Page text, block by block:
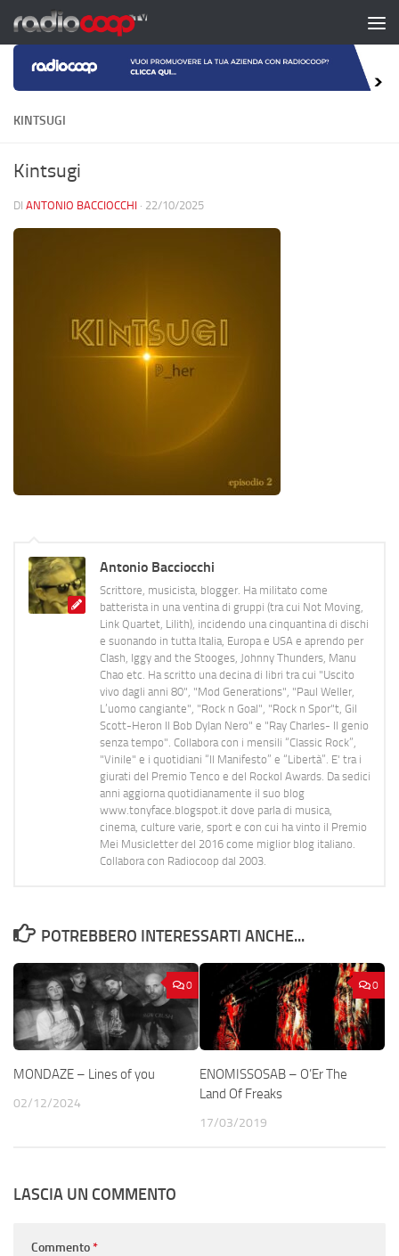
Salta al contenuto
KINTSUGI
Kintsugi
DI ANTONIO BACCIOCCHI · 22/10/2025
Antonio Bacciocchi
Scrittore, musicista, blogger. Ha militato come
batterista in una ventina di gruppi (tra cui Not Moving,
Link Quartet, Lilith), incidendo una cinquantina di dischi
e suonando in tutta Italia, Europa e USA e aprendo per
Clash, Iggy and the Stooges, Johnny Thunders, Manu
Chao etc. Ha scritto una decina di libri tra cui "Uscito
vivo dagli anni 80", "Mod Generations", "Paul Weller,
L’uomo cangiante", "Rock n Goal", "Rock n Spor"t, Gil
Scott-Heron Il Bob Dylan Nero" e "Ray Charles- Il genio
senza tempo". Collabora con i mensili “Classic Rock”,
"Vinile" e i quotidiani “Il Manifesto” e “Libertà”. E' tra i
giurati del Premio Tenco e del Rockol Awards. Da sedici
anni aggiorna quotidianamente il suo blog
www.tonyface.blogspot.it dove parla di musica,
cinema, culture varie, sport e con cui ha vinto il Premio
Mei Musicletter del 2016 come miglior blog italiano.
Collabora con Radiocoop dal 2003.
POTREBBERO INTERESSARTI ANCHE...
0
MONDAZE – Lines of you
02/12/2024
0
ENOMISSOSAB – O’Er The
Land Of Freaks
17/03/2019
LASCIA UN COMMENTO
Commento*